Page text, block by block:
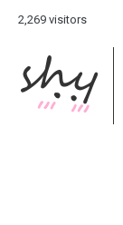
2,269 visitors